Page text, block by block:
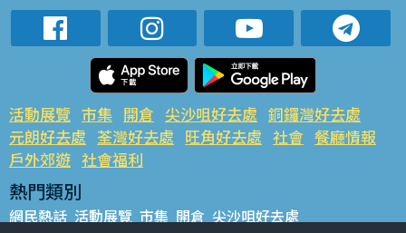
活動展覽 市集 開倉 尖沙咀好去處 銅鑼灣好去處
元朗好去處 荃灣好去處 旺角好去處 社會 餐廳情報
戶外郊遊 社會福利
熱門類別
網民熱話 活動展覽 市集 開倉 尖沙咀好去處